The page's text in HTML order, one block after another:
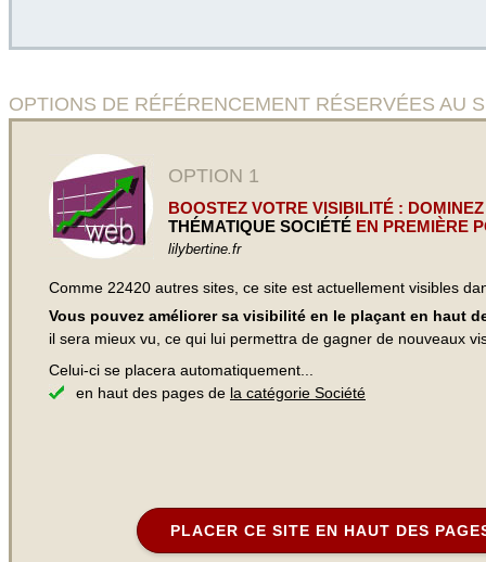
OPTIONS DE RÉFÉRENCEMENT RÉSERVÉES AU
OPTION 1
BOOSTEZ VOTRE VISIBILITÉ :
THÉMATIQUE SOCIÉTÉ EN PREMIÈRE
lilybertine.fr
Comme 22420 autres sites, ce site est actuellement visibles
Vous pouvez améliorer sa visibilité en le plaçant en haut
il sera mieux vu, ce qui lui permettra de gagner de nouveaux
Celui-ci se placera automatiquement...
en haut des pages de la catégorie Société
PLACER CE SITE EN HAUT DES